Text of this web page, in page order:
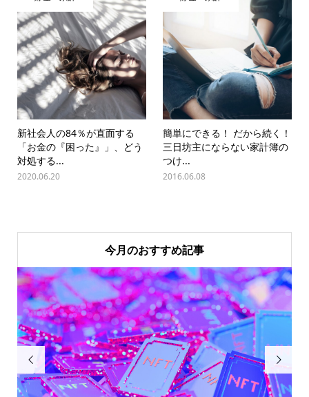
新社会人の84％が直面する
「お金の『困った』」、どう
対処する...
2020.06.20
簡単にできる！ だから続く！
三日坊主にならない家計簿の
つけ...
2016.06.08
今月のおすすめ記事
 